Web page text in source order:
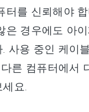
터를 신뢰해야
은 경우에도 아
사용 중인 케이
른 컴퓨터에서
요.